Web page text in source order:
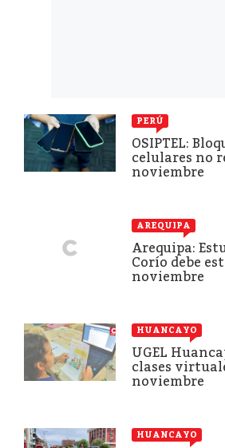
PERÚ
OSIPTEL:
celulares no
noviembre
AREQUIPA
Arequipa:
Corío debe
noviembre
HUANCAYO
UGEL
clases
noviembre
HUANCAYO